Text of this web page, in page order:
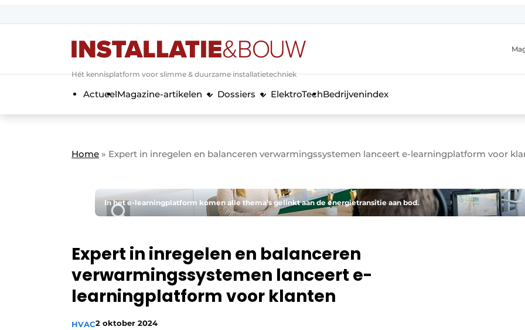
Algemene voorwaarden
Banner overzicht
BedrijvenAanmeldenBedankt voor de aanmelding
Bedrijven
Evenement aanmelden
Meest gelezen
Nieuwsbrief
Privacy / Cookie statement
Vacature aanmelden
Vacatures
Hét kennisplatform voor slimme & duurzame installatietechniek
ActueelMagazine-artikelen Dossiers ElektroTechBedrijvenindex
Home » Expert in inregelen en balanceren verwarmingssystemen lanceert e-learningplatform voor
In het e-learning­platform komen alle thema’s gelinkt aan de energietransitie aan bod.
Expert in inregelen en balanceren
verwarmingssystemen lanceert e-
learningplatform voor klanten
HVAC2 oktober 2024